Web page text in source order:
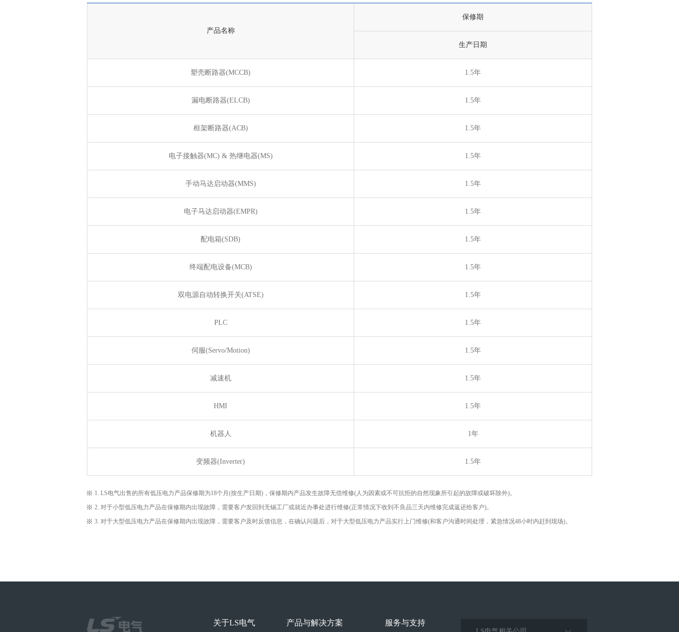
产品名称
保修期
生产日期
塑壳断路器(MCCB) 1.5年
漏电断路器(ELCB) 1.5年
框架断路器(ACB) 1.5年
电子接触器(MC) & 热继电器(MS) 1.5年
手动马达启动器(MMS) 1.5年
电子马达启动器(EMPR) 1.5年
配电箱(SDB) 1.5年
终端配电设备(MCB) 1.5年
双电源自动转换开关(ATSE) 1.5年
PLC 1.5年
伺服(Servo/Motion) 1.5年
减速机 1.5年
HMI 1.5年
机器人 1年
变频器(Inverter) 1.5年
1. LS电气出售的所有低压电力产品保修期为18个月(按生产日期)，保修期内产品发生故障无偿维修(人为因素或不可抗拒的自然现象所引起的故障或破坏除外)。
2. 对于小型低压电力产品在保修期内出现故障，需要客户发回到无锡工厂或就近办事处进行维修(正常情况下收到不良品三天内维修完成返还给客户)。
3. 对于大型低压电力产品在保修期内出现故障，需要客户及时反馈信息，在确认问题后，对于大型低压电力产品实行上门维修(和客户沟通时间处理，紧急情况48小时内赶到现场)。
关于LS电气 产品与解决方案 服务与支持